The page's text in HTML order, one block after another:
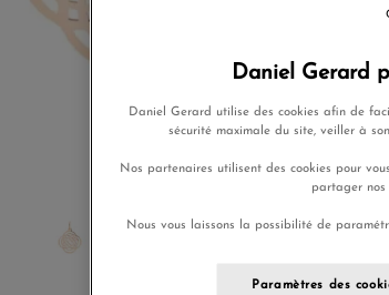
Daniel Gerard
Daniel Gerard utilise des cookies afin de
sécurité maximale du site, veiller à
Nos partenaires utilisent des cookies pour
partager nos
Nous vous laissons la possibilité de
Paramètres des